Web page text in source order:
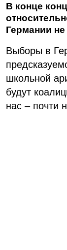
В конце
Германии
Выборы в
школьной
будут
нас – почти